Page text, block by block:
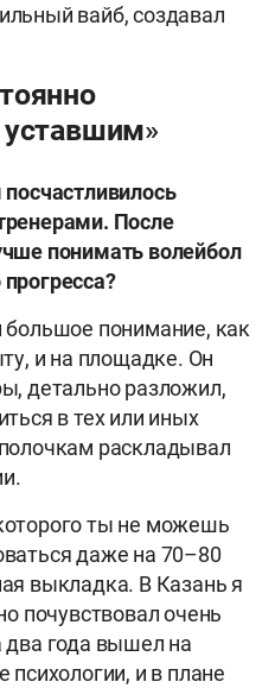
вайб, создавал
уставшим»
После
понимать волейбол
понимание, как
и на площадке. Он
детально разложил,
в тех или иных
раскладывал
ты не можешь
даже на 70–80
выкладка. В Казань я
почувствовал очень
два года вышел на
психологии, и в плане